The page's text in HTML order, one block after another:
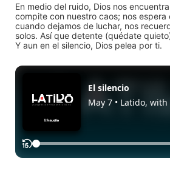
En medio del ruido, Dios nos
compite con nuestro caos; nos espera
cuando dejamos de luchar, nos
solos. Así que detente (quédate
Y aun en el silencio, Dios pelea por ti.